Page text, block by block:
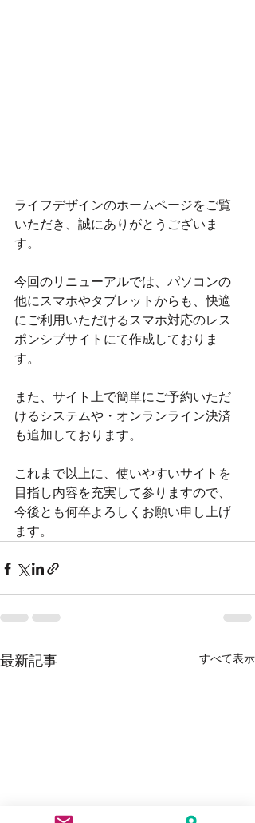
ライフデザインのホームページをご覧
いただき、誠にありがとうございま
す。
今回のリニューアルでは、パソコンの
他にスマホやタブレットからも、快適
にご利用いただけるスマホ対応のレス
ポンシブサイトにて作成しておりま
す。
また、サイト上で簡単にご予約いただ
けるシステムや・オンランライン決済
も追加しております。
これまで以上に、使いやすいサイトを
目指し内容を充実して参りますので、
今後とも何卒よろしくお願い申し上げ
ます。
最新記事 すべて表示